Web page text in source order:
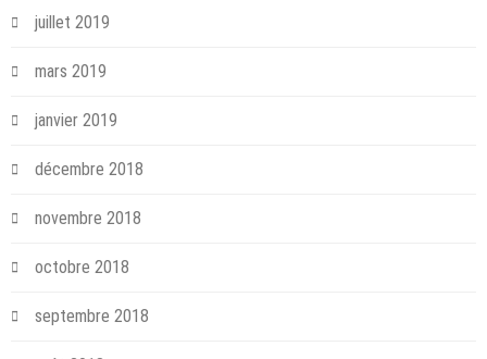
juillet 2019
mars 2019
janvier 2019
décembre 2018
novembre 2018
octobre 2018
septembre 2018